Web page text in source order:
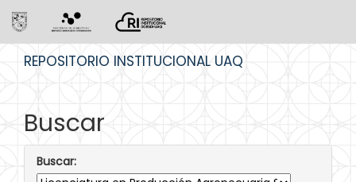
REPOSITORIO INSTITUCIONAL UAQ
Buscar
Buscar: